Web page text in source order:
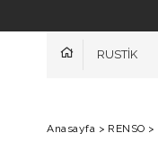
RUSTİK
Anasayfa > RENSO >